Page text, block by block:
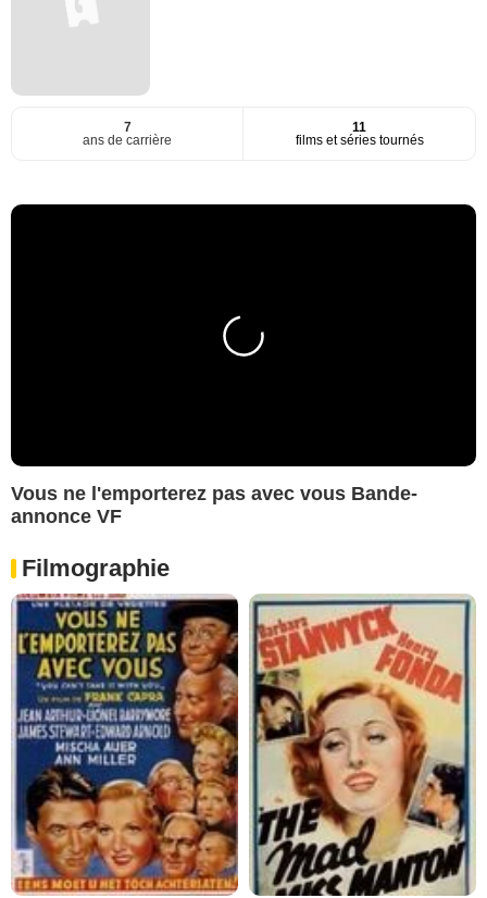
7
ans de carrière
11
films et séries tournés
Vous ne l'emporterez pas avec vous Bande-
annonce VF
Filmographie